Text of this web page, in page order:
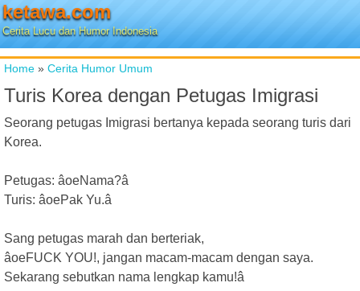
ketawa.com
Cerita Lucu dan Humor Indonesia
Home » Cerita Humor Umum
Turis Korea dengan Petugas Imigrasi
Seorang petugas Imigrasi bertanya kepada seorang turis dari
Korea.
Petugas: âoeNama?â
Turis: âoePak Yu.â
Sang petugas marah dan berteriak,
âoeFUCK YOU!, jangan macam-macam dengan saya.
Sekarang sebutkan nama lengkap kamu!â